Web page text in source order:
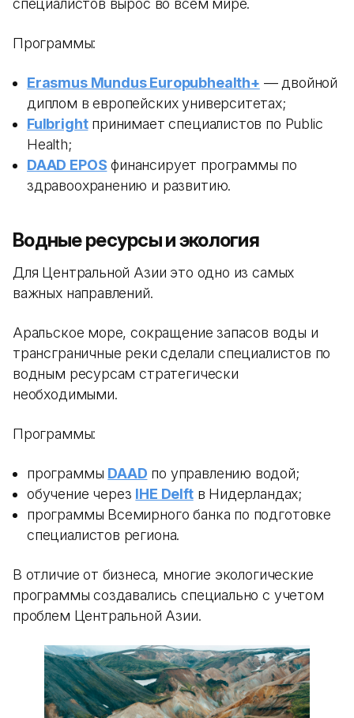
специалистов вырос во всем мире.
Программы:
Erasmus Mundus Europubhealth+ — двойной
диплом в европейских университетах;
Fulbrightпринимает специалистов по Public
Health;
DAAD EPOS финансирует программы по
здравоохранению и развитию.
Водные ресурсы и экология
Для Центральной Азии это одно из самых
важных направлений.
Аральское море, сокращение запасов воды и
трансграничные реки сделали специалистов по
водным ресурсам стратегически
необходимыми.
Программы:
программы DAAD по управлению водой;
обучение через IHE Delftв Нидерландах;
программы Всемирного банка по подготовке
специалистов региона.
В отличие от бизнеса, многие экологические
программы создавались специально с учетом
проблем Центральной Азии.